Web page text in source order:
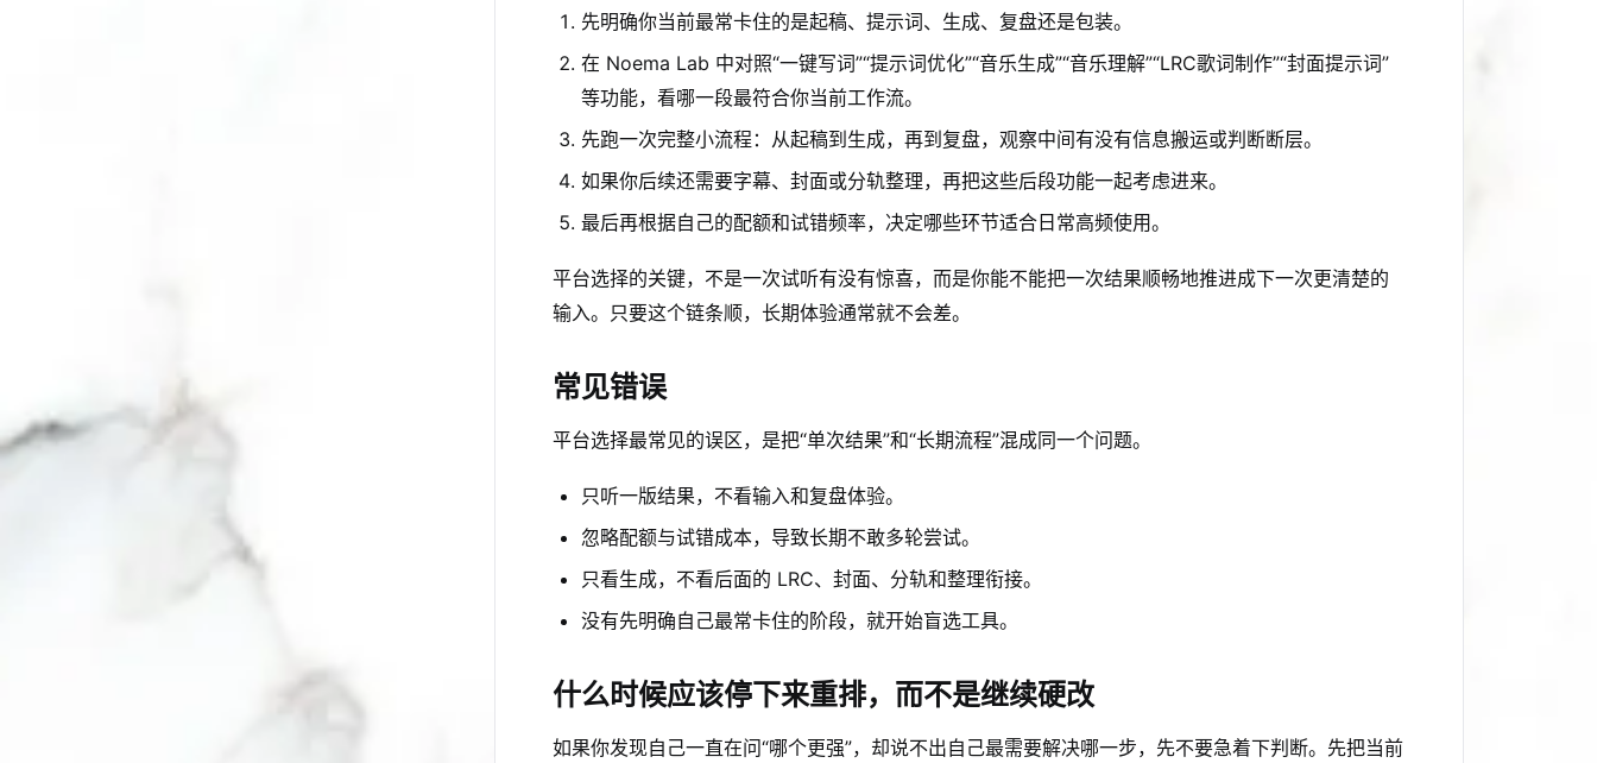
先明确你当前最常卡住的是起稿、提示词、生成、复盘还是包装。
在 Noema Lab 中对照“一键写词”“提示词优化”“音乐生成”“音乐理解”“LRC歌词制作”“封面提示词”
等功能，看哪一段最符合你当前工作流。
先跑一次完整小流程：从起稿到生成，再到复盘，观察中间有没有信息搬运或判断断层。
如果你后续还需要字幕、封面或分轨整理，再把这些后段功能一起考虑进来。
最后再根据自己的配额和试错频率，决定哪些环节适合日常高频使用。
平台选择的关键，不是一次试听有没有惊喜，而是你能不能把一次结果顺畅地推进成下一次更清楚的
输入。只要这个链条顺，长期体验通常就不会差。
常见错误
平台选择最常见的误区，是把“单次结果”和“长期流程”混成同一个问题。
只听一版结果，不看输入和复盘体验。
忽略配额与试错成本，导致长期不敢多轮尝试。
只看生成，不看后面的 LRC、封面、分轨和整理衔接。
没有先明确自己最常卡住的阶段，就开始盲选工具。
什么时候应该停下来重排，而不是继续硬改
如果你发现自己一直在问“哪个更强”，却说不出自己最需要解决哪一步，先不要急着下判断。先把当前